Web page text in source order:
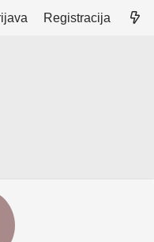
Registracija